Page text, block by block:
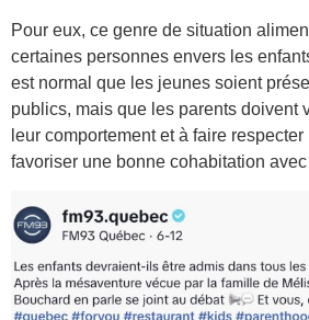
Pour eux, ce genre de situation
certaines personnes envers les
est normal que les jeunes soient
publics, mais que les parents doivent
leur comportement et à faire
favoriser une bonne cohabitation